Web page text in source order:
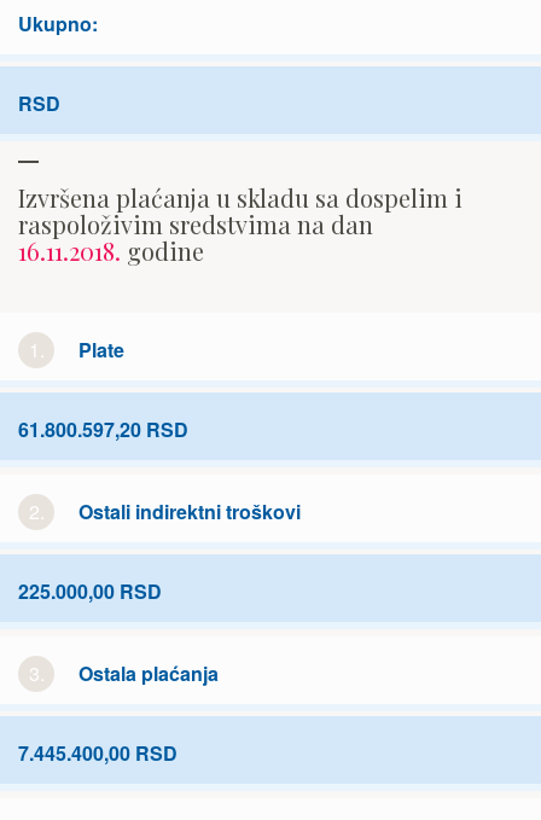
Ukupno:
RSD
Izvršena plaćanja u skladu sa dospelim i
raspoloživim sredstvima na dan
16.11.2018. godine
1. Plate
61.800.597,20 RSD
2. Ostali indirektni troškovi
225.000,00 RSD
3. Ostala plaćanja
7.445.400,00 RSD